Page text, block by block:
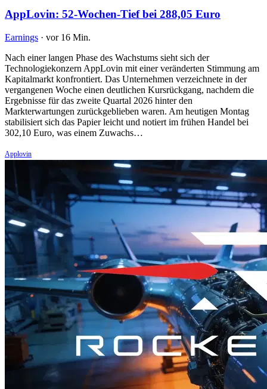
AppLovin: 52-Wochen-Tief bei 288,05 Euro
Earnings · vor 16 Min.
Nach einer langen Phase des Wachstums sieht sich der
Technologiekonzern AppLovin mit einer veränderten Stimmung am
Kapitalmarkt konfrontiert. Das Unternehmen verzeichnete in der
vergangenen Woche einen deutlichen Kursrückgang, nachdem die
Ergebnisse für das zweite Quartal 2026 hinter den
Markterwartungen zurückgeblieben waren. Am heutigen Montag
stabilisiert sich das Papier leicht und notiert im frühen Handel bei
302,10 Euro, was einem Zuwachs…
Applovin